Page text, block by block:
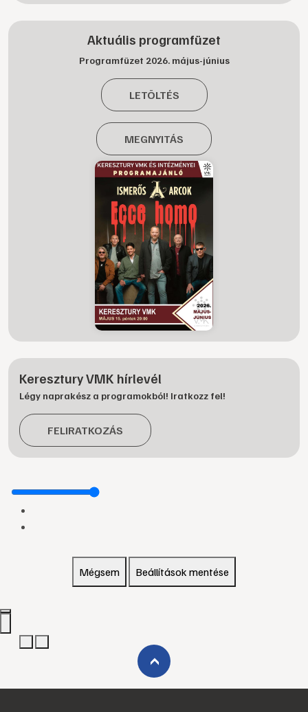
Aktuális programfüzet
Programfüzet 2026. május-június
LETÖLTÉS
MEGNYITÁS
Keresztury VMK hírlevél
Légy naprakész a programokból! Iratkozz fel!
FELIRATKOZÁS
Mégsem Beállítások mentése
›